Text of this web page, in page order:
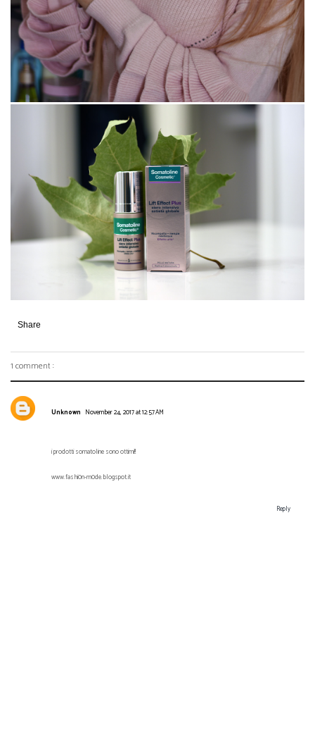
Share
1 comment :
Unknown November 24, 2017 at 12:57 AM
i prodotti somatoline sono ottimi!!
www.fashi0n-m0de.blogspot.it
Reply